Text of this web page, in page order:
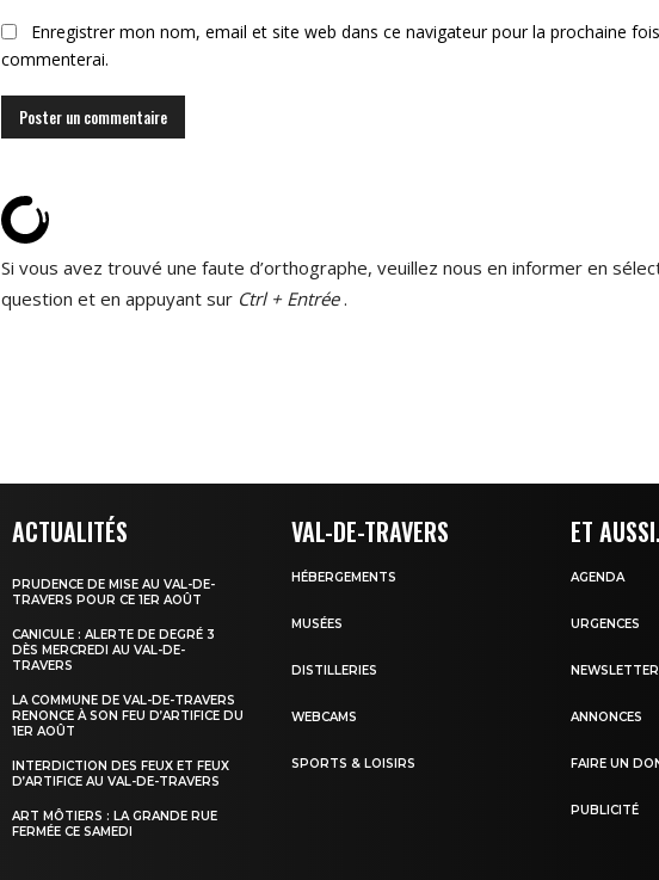
Enregistrer mon nom, email et site web dans ce navigateur pour la prochaine
commenterai.
Si vous avez trouvé une faute d’orthographe, veuillez nous en informer en
question et en appuyant sur Ctrl + Entrée.
ACTUALITÉS
PRUDENCE DE MISE AU VAL-DE-
TRAVERS POUR CE 1ER AOÛT
CANICULE : ALERTE DE DEGRÉ 3
DÈS MERCREDI AU VAL-DE-
TRAVERS
LA COMMUNE DE VAL-DE-TRAVERS
RENONCE À SON FEU D’ARTIFICE DU
1ER AOÛT
INTERDICTION DES FEUX ET FEUX
D’ARTIFICE AU VAL-DE-TRAVERS
ART MÔTIERS : LA GRANDE RUE
FERMÉE CE SAMEDI
VAL-DE-TRAVERS
HÉBERGEMENTS
MUSÉES
DISTILLERIES
WEBCAMS
SPORTS & LOISIRS
ET
AGENDA
URGENCES
NEWSLETTER
ANNONCES
FAIRE UN
PUBLICITÉ